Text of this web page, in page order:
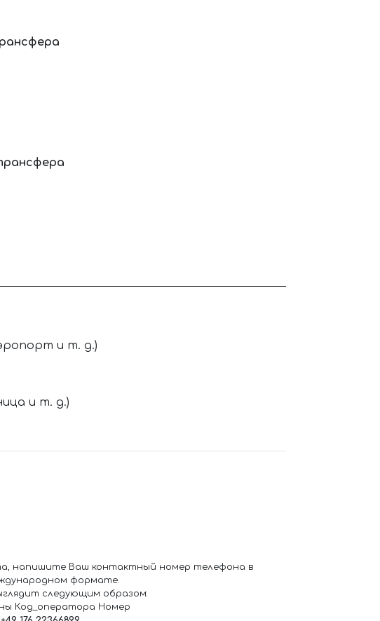
и т. д.)
и т. д.)
напишите Ваш контактный номер телефона в
формате.
следующим образом:
Код_оператора Номер